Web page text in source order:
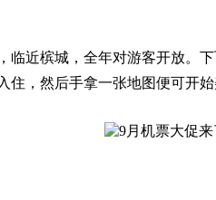
临近槟城，全年对游客开放。
住，然后手拿一张地图便可开始